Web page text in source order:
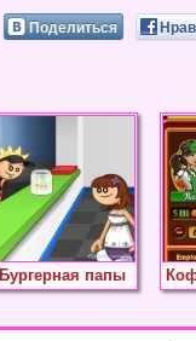
Поделиться
Бургерная папы